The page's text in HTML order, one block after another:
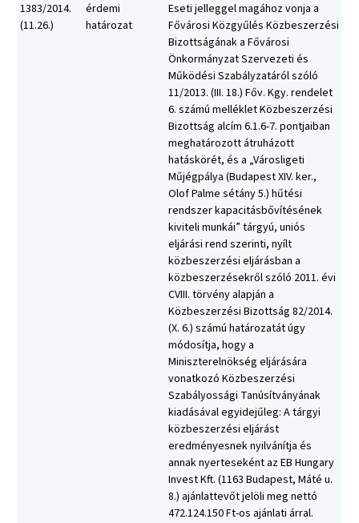
1383/2014.
(11.26.)
érdemi
határozat
Eseti jelleggel magához vonja a
Fővárosi Közgyűlés Közbeszerzési
Bizottságának a Fővárosi
Önkormányzat Szervezeti és
Működési Szabályzatáról szóló
11/2013. (III. 18.) Főv. Kgy. rendelet
6. számú melléklet Közbeszerzési
Bizottság alcím 6.1.6-7. pontjaiban
meghatározott átruházott
hatáskörét, és a „Városligeti
Műjégpálya (Budapest XIV. ker.,
Olof Palme sétány 5.) hűtési
rendszer kapacitásbővítésének
kiviteli munkái” tárgyú, uniós
eljárási rend szerinti, nyílt
közbeszerzési eljárásban a
közbeszerzésekről szóló 2011. évi
CVIII. törvény alapján a
Közbeszerzési Bizottság 82/2014.
(X. 6.) számú határozatát úgy
módosítja, hogy a
Miniszterelnökség eljárására
vonatkozó Közbeszerzési
Szabályossági Tanúsítványának
kiadásával egyidejűleg: A tárgyi
közbeszerzési eljárást
eredményesnek nyilvánítja és
annak nyerteseként az EB Hungary
Invest Kft. (1163 Budapest, Máté u.
8.) ajánlattevőt jelöli meg nettó
472.124.150 Ft-os ajánlati árral.